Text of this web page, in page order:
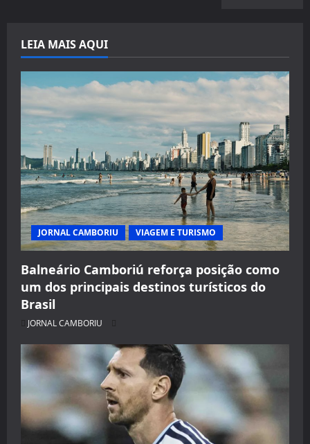
LEIA MAIS AQUI
JORNAL CAMBORIU VIAGEM E TURISMO
Balneário Camboriú reforça posição como
um dos principais destinos turísticos do
Brasil
JORNAL CAMBORIU